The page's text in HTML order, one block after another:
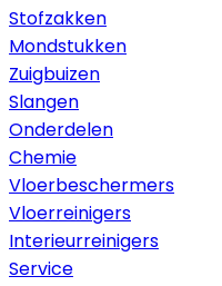
Stofzakken
Mondstukken
Zuigbuizen
Slangen
Onderdelen
Chemie
Vloerbeschermers
Vloerreinigers
Interieurreinigers
Service